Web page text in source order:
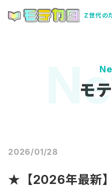
Z世代の
モ
2026/01/28
★【2026年最新